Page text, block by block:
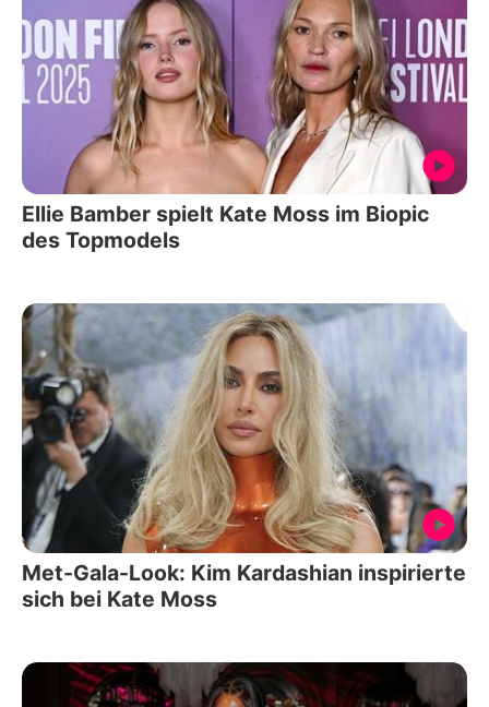
Ellie Bamber spielt Kate Moss im Biopic
des Topmodels
Met-Gala-Look: Kim Kardashian inspirierte
sich bei Kate Moss